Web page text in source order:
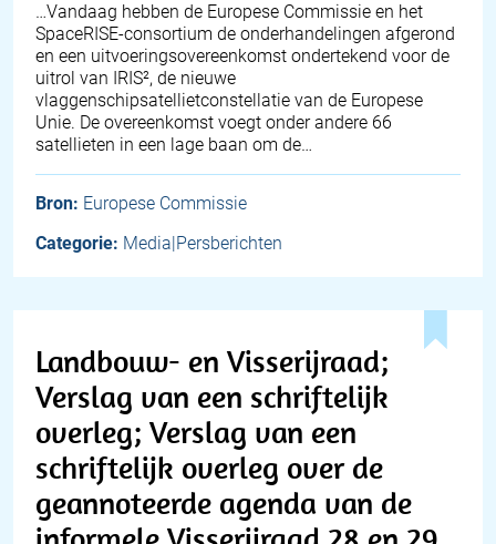
…Vandaag hebben de Europese Commissie en het
SpaceRISE-consortium de onderhandelingen afgerond
en een uitvoeringsovereenkomst ondertekend voor de
uitrol van IRIS², de nieuwe
vlaggenschipsatellietconstellatie van de Europese
Unie. De overeenkomst voegt onder andere 66
satellieten in een lage baan om de…
Bron: Europese Commissie
Categorie: Media|Persberichten
Landbouw- en Visserijraad;
Verslag van een schriftelijk
overleg; Verslag van een
schriftelijk overleg over de
geannoteerde agenda van de